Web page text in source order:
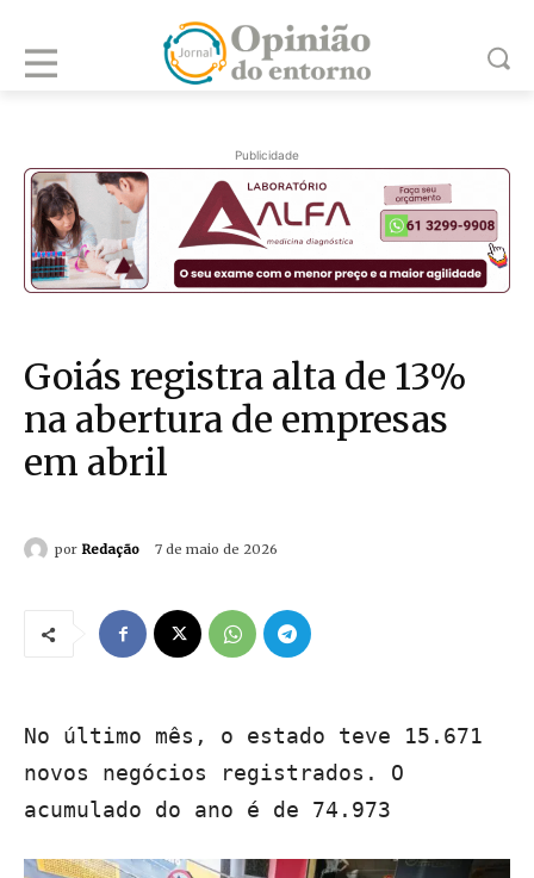
Publicidade
Goiás registra alta de 13%
na abertura de empresas
em abril
por Redação 7 de maio de 2026
No último mês, o estado teve 15.671
novos negócios registrados. O
acumulado do ano é de 74.973